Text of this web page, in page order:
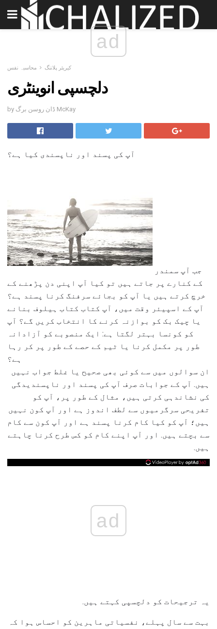
ad
کیریئر پلاننگ محاسبہ نفس
دلچسپی انوینٹری
by ڈان روسن برگ McKay
آپ کی پسند اور ناپسندی کیا ہے؟
کے کنارے پر جاتے ہیں تو کیا آپ اپنی دن پڑھنے کے
خرچ کرتے ہیں یا آپ کو بجائے سرفنگ کرنا پسند ہے؟
آپ کے اسپیئر وقت میں، آپ کتاب کتاب ہیلوف بنانے
یا چیک بک کو بوازنہ کرنے کا انتخاب کریں گے؟ آپ
کو کونسا بہتر لگتا ہے: ایک منصوبے کو آزادانہ
طور پر مکمل کرنا یا ٹیم کے حصے کے طور پر کر رہا
ہے؟
ان سوالوں میں سے کوئی بھی صحیح یا غلط جواب نہیں
ہیں. آپ کے جوابات صرف آپ کی پسند اور ناپسندیدگی
کی نشاندہی کرتی ہیں، مثال کے طور پر، آپ کو
تفریحی سرگرمیوں سے لطف اندوز ہے اور آپ کون نہیں
ہیں؛ آپ کو کیا کام کرنا پسند ہے اور آپ کون سے کام
سے بچتے ہیں. اور آپ اپنے کام کو کس طرح کرنا چاہتے
ہیں.
ad
یہ ترجیحات کو دلچسپی کہتے ہیں.
بہت سے سال پہلے، نفسیاتی ماہرین کو احساس ہوا کہ